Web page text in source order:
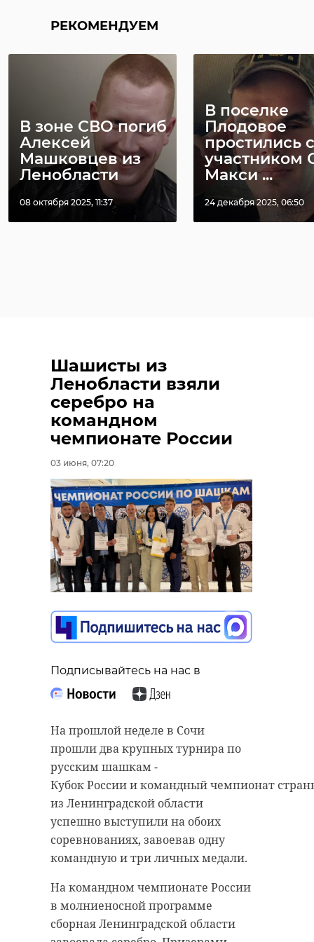
РЕКОМЕНДУЕМ
В зоне СВО погиб
Алексей
Машковцев из
Ленобласти
08 октября 2025, 11:37
В поселке
Плодовое
простились с
участником
Макси ...
24 декабря 2025, 06:50
Шашисты из
Ленобласти взяли
серебро на
командном
чемпионате России
03 июня, 07:20
Подписывайтесь на нас в
На прошлой неделе в Сочи
прошли два крупных турнира по
русским шашкам -
Кубок России и командный чемпионат
из Ленинградской области
успешно выступили на обоих
соревнованиях, завоевав одну
командную и три личных медали.
На командном чемпионате России
в молниеносной программе
сборная Ленинградской области
Беженцы из
Мариуполя
сменяют ужасы
войны на
приятные ...
06 мая 2022, 17:19
Молодой
погиб в
20 ноября 2023, 17:50